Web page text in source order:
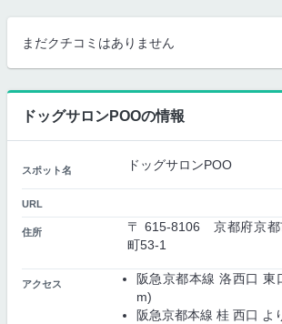
まだクチコミはありません
ドッグサロンPOOの情報
スポット名 ドッグサロンPOO
URL
住所
〒 615-8106 京都府京都
町53-1
アクセス
阪急京都本線 洛西口 東
m)
阪急京都本線 桂 西口 よ